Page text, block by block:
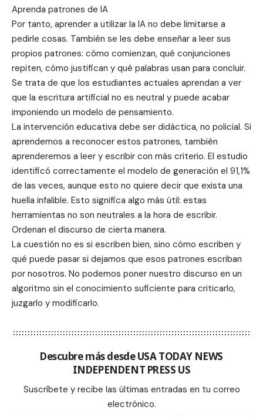
Aprenda patrones de IA
Por tanto, aprender a utilizar la IA no debe limitarse a
pedirle cosas. También se les debe enseñar a leer sus
propios patrones: cómo comienzan, qué conjunciones
repiten, cómo justifican y qué palabras usan para concluir.
Se trata de que los estudiantes actuales aprendan a ver
que la escritura artificial no es neutral y puede acabar
imponiendo un modelo de pensamiento.
La intervención educativa debe ser didáctica, no policial. Si
aprendemos a reconocer estos patrones, también
aprenderemos a leer y escribir con más criterio. El estudio
identificó correctamente el modelo de generación el 91,1%
de las veces, aunque esto no quiere decir que exista una
huella infalible. Esto significa algo más útil: estas
herramientas no son neutrales a la hora de escribir.
Ordenan el discurso de cierta manera.
La cuestión no es si escriben bien, sino cómo escriben y
qué puede pasar si dejamos que esos patrones escriban
por nosotros. No podemos poner nuestro discurso en un
algoritmo sin el conocimiento suficiente para criticarlo,
juzgarlo y modificarlo.
Descubre más desde USA TODAY NEWS
INDEPENDENT PRESS US
Suscríbete y recibe las últimas entradas en tu correo
electrónico.